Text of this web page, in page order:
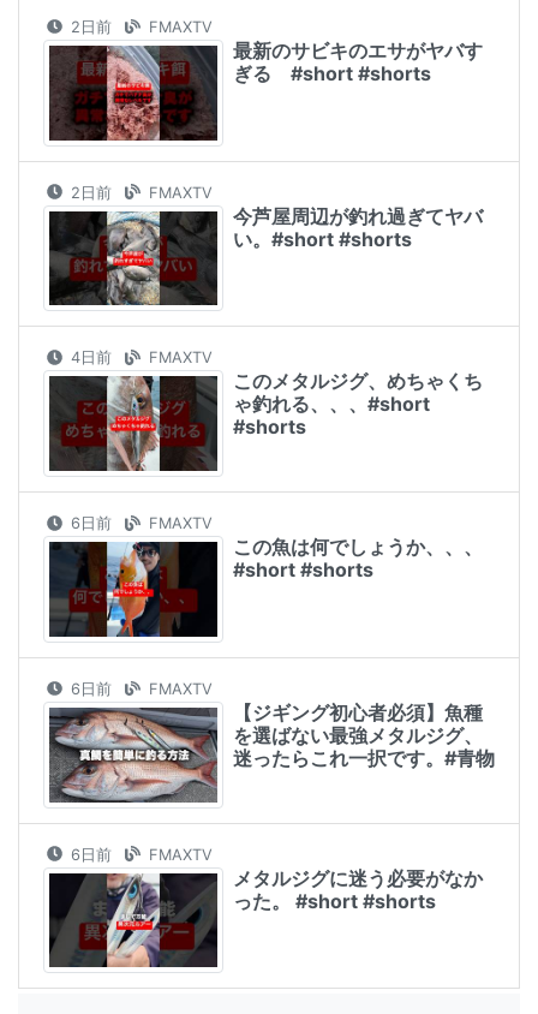
2日前 FMAXTV
最新のサビキのエサがヤバす
ぎる #short #shorts
2日前 FMAXTV
今芦屋周辺が釣れ過ぎてヤバ
い。#short #shorts
4日前 FMAXTV
このメタルジグ、めちゃくち
ゃ釣れる、、、#short
#shorts
6日前 FMAXTV
この魚は何でしょうか、、、
#short #shorts
6日前 FMAXTV
【ジギング初心者必須】魚種
を選ばない最強メタルジグ、
迷ったらこれ一択です。#青物
6日前 FMAXTV
メタルジグに迷う必要がなか
った。 #short #shorts